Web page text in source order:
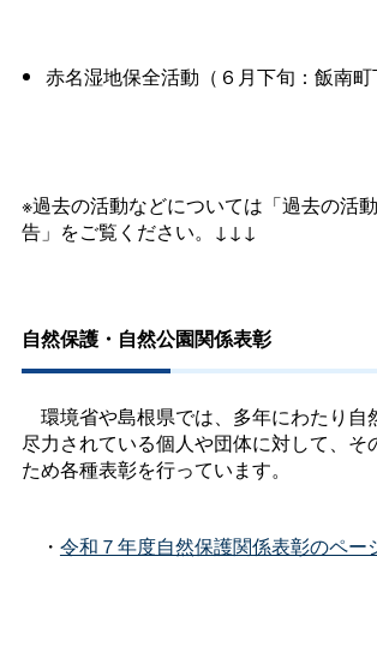
赤名湿地保全活動（６月下旬：飯南町
※過去の活動などについては「過去の活
告」をご覧ください。↓↓↓
自然保護・自然公園関係表彰
環境省や島根県では、多年にわたり自
尽力されている個人や団体に対して、そ
ため各種表彰を行っています。
・ 令和７年度自然保護関係表彰のペー